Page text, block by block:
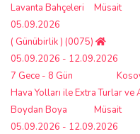
Müsait
05.09.2026
Lavanta Bahçeleri
( Günübirlik ) (0075)
05.09.2026 - 12.09.2026
7 Gece - 8 Gün
Hava Yolları ile Extra Turlar
Müsait
05.09.2026 - 12.09.2026
Boydan Boya